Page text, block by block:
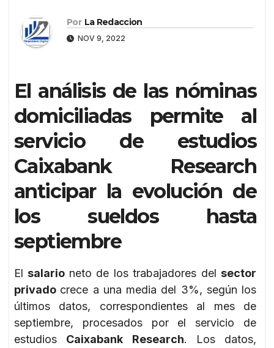
Por La Redaccion
NOV 9, 2022
El análisis de las nóminas
domiciliadas permite al
servicio de estudios
Caixabank Research
anticipar la evolución de
los sueldos hasta
septiembre
El salario neto de los trabajadores del sector
privado crece a una media del 3%, según los
últimos datos, correspondientes al mes de
septiembre, procesados por el servicio de
estudios Caixabank Research. Los datos,